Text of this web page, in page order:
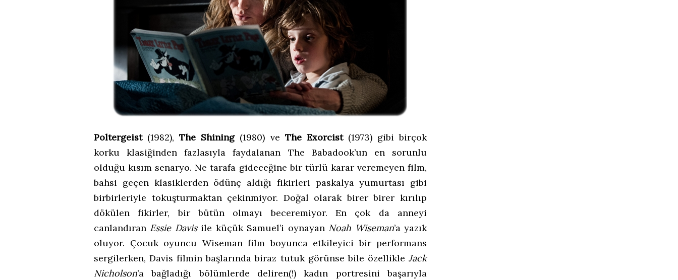
Poltergeist(1982),The Shining(1980) ve The Exorcist(1973) gibi birçok
korku klasiğinden fazlasıyla faydalanan The Babadook’un en sorunlu
olduğu kısım senaryo. Ne tarafa gideceğine bir türlü karar veremeyen film,
bahsi geçen klasiklerden ödünç aldığı fikirleri paskalya yumurtası gibi
birbirleriyle tokuşturmaktan çekinmiyor. Doğal olarak birer birer kırılıp
dökülen fikirler, bir bütün olmayı beceremiyor. En çok da anneyi
canlandıran Essie Davisile küçük Samuel’i oynayan Noah Wiseman’a yazık
oluyor. Çocuk oyuncu Wiseman film boyunca etkileyici bir performans
sergilerken, Davis filmin başlarında biraz tutuk görünse bile özellikle Jack
Nicholson’a bağladığı bölümlerde deliren(!) kadın portresini başarıyla